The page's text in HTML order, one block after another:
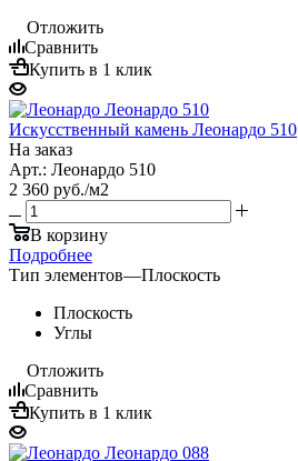
Отложить
Сравнить
Купить в 1 клик
Искусственный камень Леонардо 510
На заказ
Арт.: Леонардо 510
2 360 руб./м2
В корзину
Подробнее
Тип элементов—Плоскость
Плоскость
Углы
Отложить
Сравнить
Купить в 1 клик